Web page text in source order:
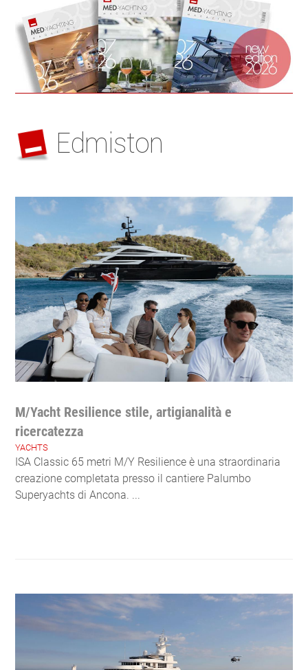
Edmiston
M/Yacht Resilience stile, artigianalità e
ricercatezza
YACHTS
ISA Classic 65 metri M/Y Resilience è una straordinaria
creazione completata presso il cantiere Palumbo
Superyachts di Ancona. ...